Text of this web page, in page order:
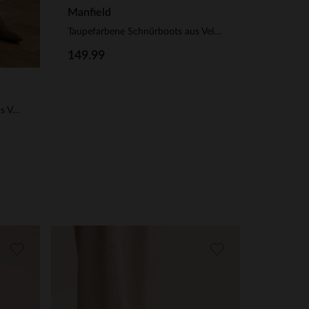
Taupefarbene Chelsea Boots aus Veloursleder
Manfield
Taupefarbene Schnürboots aus Veloursleder
149.99